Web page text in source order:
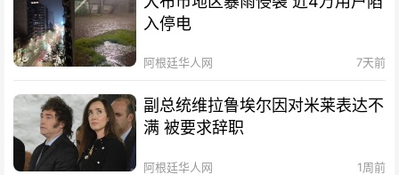
入停电
阿根廷华人网 7天前
副总统维拉鲁埃尔因对米莱表达不
满 被要求辞职
阿根廷华人网 1周前